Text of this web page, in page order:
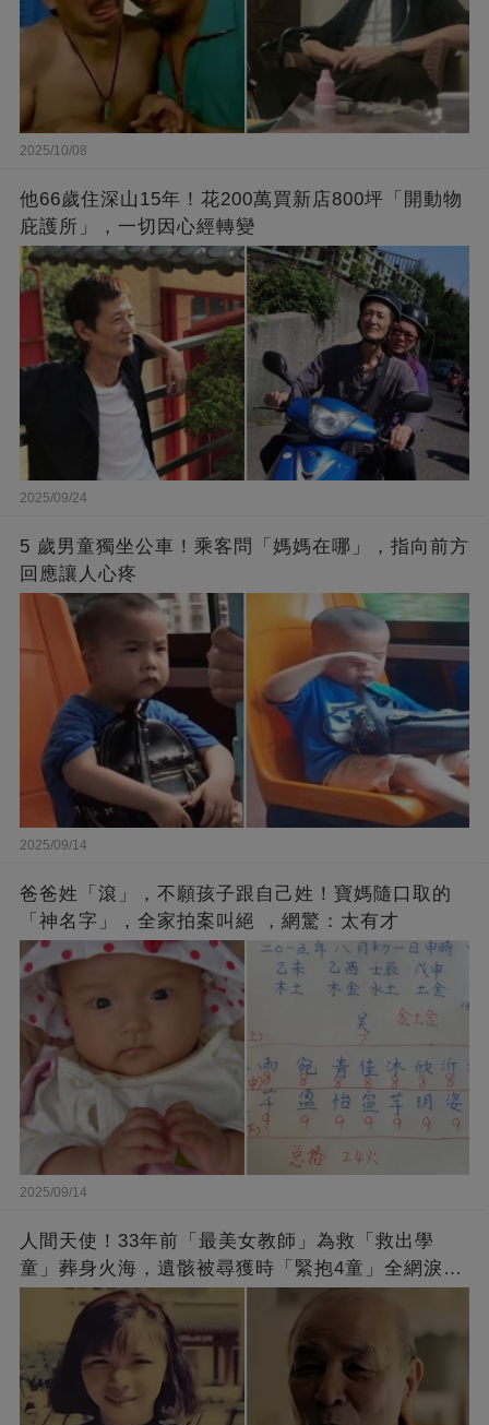
2025/10/08
他66歲住深山15年！花200萬買新店800坪「開動物
庇護所」，一切因心經轉變
2025/09/24
5 歲男童獨坐公車！乘客問「媽媽在哪」，指向前方
回應讓人心疼
2025/09/14
爸爸姓「滾」，不願孩子跟自己姓！寶媽隨口取的
「神名字」，全家拍案叫絕 ，網驚：太有才
2025/09/14
人間天使！33年前「最美女教師」為救「救出學
童」葬身火海，遺骸被尋獲時「緊抱4童」全網淚
崩：真正的英雄不該被遺忘